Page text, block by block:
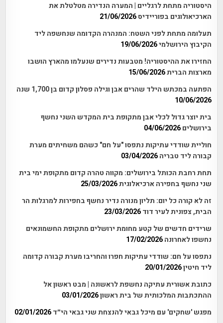
היסטוריה מתחת לרגליים | המערה הנדירה מטלטלת את
הארכיאולוגים בפוריידיס21/06/2026
תעלומה מתחת לפני השטח: המנהרה הקדומה שנחשפה ליד
הקיבוץ הירושלמי19/06/2026
החזירו את ההיסטוריה! מטבעות נדירים שנעלמו מהארץ הושבו
מארצות הברית15/06/2026
הפתעה במכתש הילד שהרים אבן וגילה פסלון קדום בן 1,700 שנה
10/06/2026
בית יוצר גדול לכלי אבן מתקופת בית המקדש השני נחשף
בירושלים 04/06/2026
חוליית שודדי עתיקות נתפסו "על חם" כשהם משחיתים מערת
קבורה ליד טבריה 03/04/2026
תחת רחבת הכותל בירושלים: מקווה טהרה קדום מתקופת ימי בית
שני נחשף בחפירה ארכיאלוגית25/03/2026
זה לא קורה כל יום: תליון מנורה נדיר נחשף בחפירות למרגלות הר
הבית, צפונית לעיר דוד 23/03/2026
שרידים חדשים של קטע מחומת ירושלים מתקופת החשמונאים
נחשפו לאחרונה 17/02/2026
נתפסו על חם: שודדי עתיקות חפרו והחריבו מערת קבורה קדומה
ליד חיטין20/01/2026
כתובת אשורית עתיקה נחשפת לראשונה | מבט ראשון אל
ההתכתבות המלכותית של בית ראשון03/01/2026
מפגש 'שחקים' עם מיכל גבאי להנצחת שני גבאי הי״ד 02/01/2026